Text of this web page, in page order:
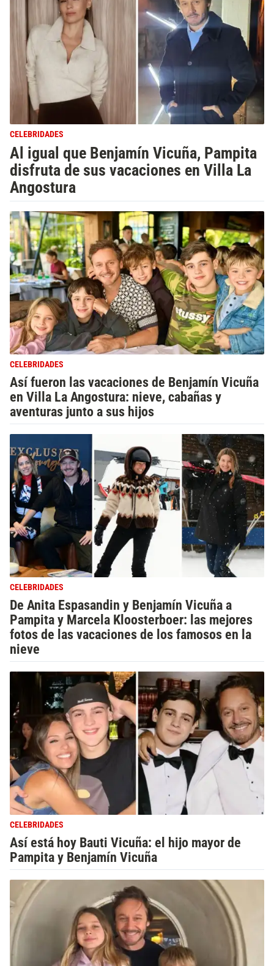
CELEBRIDADES
Al igual que Benjamín Vicuña, Pampita
disfruta de sus vacaciones en Villa La
Angostura
CELEBRIDADES
Así fueron las vacaciones de Benjamín Vicuña
en Villa La Angostura: nieve, cabañas y
aventuras junto a sus hijos
CELEBRIDADES
De Anita Espasandin y Benjamín Vicuña a
Pampita y Marcela Kloosterboer: las mejores
fotos de las vacaciones de los famosos en la
nieve
CELEBRIDADES
Así está hoy Bauti Vicuña: el hijo mayor de
Pampita y Benjamín Vicuña